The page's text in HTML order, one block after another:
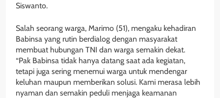
Siswanto.
Salah seorang warga, Marimo (51), mengaku kehadiran
Babinsa yang rutin berdialog dengan masyarakat
membuat hubungan TNI dan warga semakin dekat.
“Pak Babinsa tidak hanya datang saat ada kegiatan,
tetapi juga sering menemui warga untuk mendengar
keluhan maupun memberikan solusi. Kami merasa lebih
nyaman dan semakin peduli menjaga keamanan